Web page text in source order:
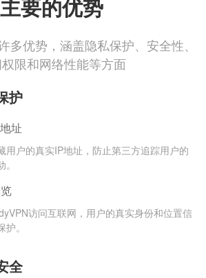
主要的优势
多优势，涵盖隐私保护、安全性、
限和网络性能等方面
护
址
用户的真实IP地址，防止第三方追踪用户的
访问互联网，用户的真实身份和位置信
。
全